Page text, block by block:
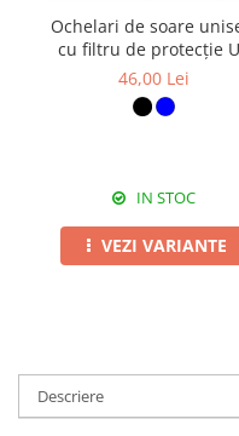
Ochelari de soare
cu filtru de protecție
400, cu toc cadou,
46,00 Lei
IN STOC
VEZI VARIANTE
Descriere